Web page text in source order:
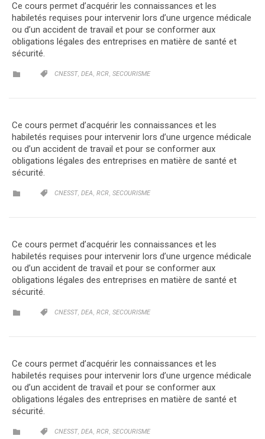
Ce cours permet d’acquérir les connaissances et les
habiletés requises pour intervenir lors d’une urgence médicale
ou d’un accident de travail et pour se conformer aux
obligations légales des entreprises en matière de santé et
sécurité.
 CATEGORY
 CATEGORY
CNESST, DEA, RCR, SECOURISME
Ce cours permet d’acquérir les connaissances et les
habiletés requises pour intervenir lors d’une urgence médicale
ou d’un accident de travail et pour se conformer aux
obligations légales des entreprises en matière de santé et
sécurité.
 CATEGORY
 CATEGORY
CNESST, DEA, RCR, SECOURISME
Ce cours permet d’acquérir les connaissances et les
habiletés requises pour intervenir lors d’une urgence médicale
ou d’un accident de travail et pour se conformer aux
obligations légales des entreprises en matière de santé et
sécurité.
 CATEGORY
 CATEGORY
CNESST, DEA, RCR, SECOURISME
Ce cours permet d’acquérir les connaissances et les
habiletés requises pour intervenir lors d’une urgence médicale
ou d’un accident de travail et pour se conformer aux
obligations légales des entreprises en matière de santé et
sécurité.
 CATEGORY
 CATEGORY
CNESST, DEA, RCR, SECOURISME